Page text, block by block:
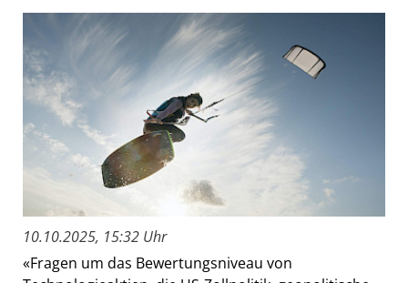
10.10.2025, 15:32 Uhr
«Fragen um das Bewertungsniveau von